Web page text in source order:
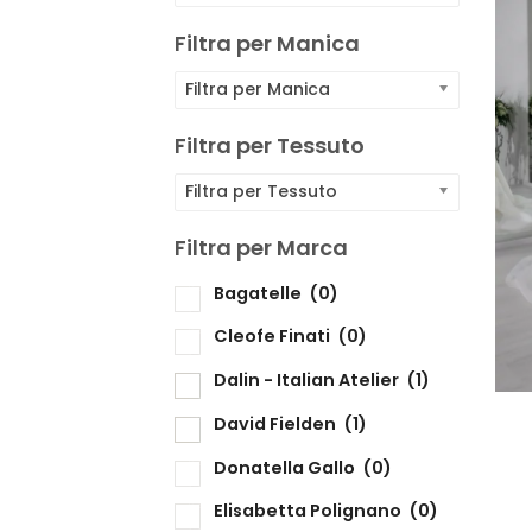
Filtra per Manica
Filtra per Manica
Filtra per Tessuto
Filtra per Tessuto
Filtra per Marca
Bagatelle (0)
Cleofe Finati (0)
Dalin - Italian Atelier (1)
David Fielden (1)
Donatella Gallo (0)
Elisabetta Polignano (0)